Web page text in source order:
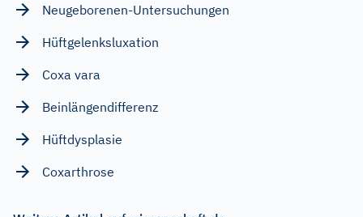
Neugeborenen-Untersuchungen
Hüftgelenksluxation
Coxa vara
Beinlängendifferenz
Hüftdysplasie
Coxarthrose